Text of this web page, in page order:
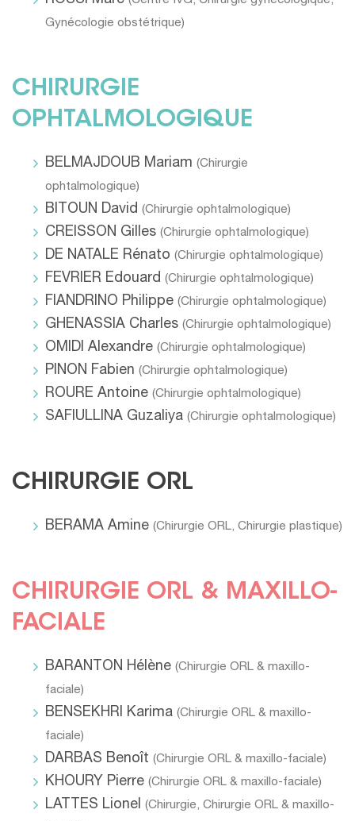
Gynécologie obstétrique)
CHIRURGIE
OPHTALMOLOGIQUE
BELMAJDOUB Mariam (Chirurgie
ophtalmologique)
BITOUN David (Chirurgie ophtalmologique)
CREISSON Gilles (Chirurgie ophtalmologique)
DE NATALE Rénato (Chirurgie ophtalmologique)
FEVRIER Edouard (Chirurgie ophtalmologique)
FIANDRINO Philippe (Chirurgie ophtalmologique)
GHENASSIA Charles (Chirurgie ophtalmologique)
OMIDI Alexandre (Chirurgie ophtalmologique)
PINON Fabien (Chirurgie ophtalmologique)
ROURE Antoine (Chirurgie ophtalmologique)
SAFIULLINA Guzaliya (Chirurgie ophtalmologique)
CHIRURGIE ORL
BERAMA Amine (Chirurgie ORL,Chirurgie plastique)
CHIRURGIE ORL & MAXILLO-
FACIALE
BARANTON Hélène (Chirurgie ORL & maxillo-
faciale)
BENSEKHRI Karima (Chirurgie ORL & maxillo-
faciale)
DARBAS Benoît (Chirurgie ORL & maxillo-faciale)
KHOURY Pierre (Chirurgie ORL & maxillo-faciale)
LATTES Lionel (Chirurgie,Chirurgie ORL & maxillo-